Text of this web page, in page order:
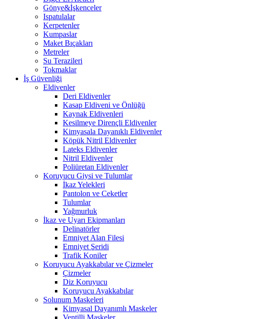
Gönye&İşkenceler
Ispatulalar
Kerpetenler
Kumpaslar
Maket Bıçakları
Metreler
Su Terazileri
Tokmaklar
İş Güvenliği
Eldivenler
Deri Eldivenler
Kasap Eldiveni ve Önlüğü
Kaynak Eldivenleri
Kesilmeye Dirençli Eldivenler
Kimyasala Dayanıklı Eldivenler
Köpük Nitril Eldivenler
Lateks Eldivenler
Nitril Eldivenler
Poliüretan Eldivenler
Koruyucu Giysi ve Tulumlar
İkaz Yelekleri
Pantolon ve Ceketler
Tulumlar
Yağmurluk
İkaz ve Uyarı Ekipmanları
Delinatörler
Emniyet Alan Filesi
Emniyet Şeridi
Trafik Koniler
Koruyucu Ayakkabılar ve Çizmeler
Çizmeler
Diz Koruyucu
Koruyucu Ayakkabılar
Solunum Maskeleri
Kimyasal Dayanımlı Maskeler
Ventilli Maskeler